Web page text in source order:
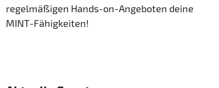
regelmäßigen Hands-on-Angeboten deine
MINT-Fähigkeiten!